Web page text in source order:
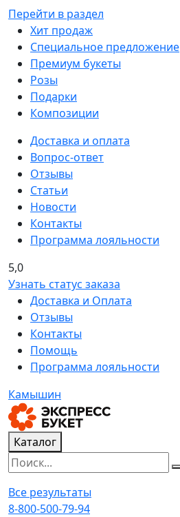
Перейти в раздел
Хит продаж
Специальное предложение
Премиум букеты
Розы
Подарки
Композиции
Доставка и оплата
Вопрос-ответ
Отзывы
Статьи
Новости
Контакты
Программа лояльности
5,0
Узнать статус заказа
Доставка и Оплата
Отзывы
Контакты
Помощь
Программа лояльности
Камышин
Каталог
Все результаты
8-800-500-79-94